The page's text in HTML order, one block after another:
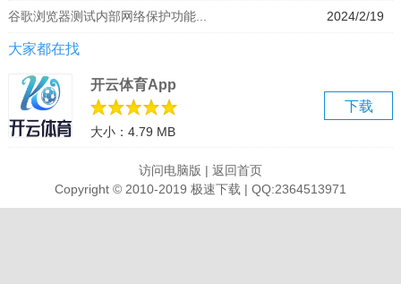
于更强大的JavaScript V8引擎，这是当前Web浏览器所无法实现的。
2024/2/19
谷歌浏览器测试内部网络保护功能...
大家都在找
下载
开云体育App
大小：4.79 MB
访问电脑版 | 返回首页
Copyright © 2010-2019 极速下载 | QQ:2364513971